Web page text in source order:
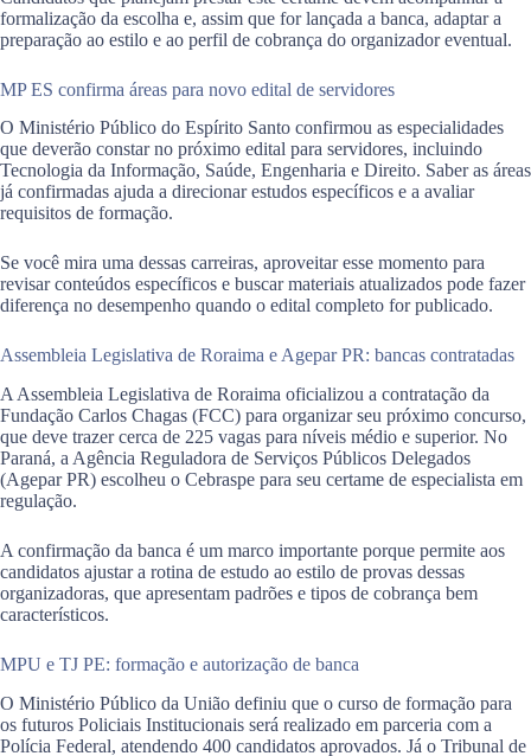
formalização da escolha e, assim que for lançada a banca, adaptar a
preparação ao estilo e ao perfil de cobrança do organizador eventual.
MP ES confirma áreas para novo edital de servidores
O Ministério Público do Espírito Santo confirmou as especialidades
que deverão constar no próximo edital para servidores, incluindo
Tecnologia da Informação, Saúde, Engenharia e Direito. Saber as áreas
já confirmadas ajuda a direcionar estudos específicos e a avaliar
requisitos de formação.
Se você mira uma dessas carreiras, aproveitar esse momento para
revisar conteúdos específicos e buscar materiais atualizados pode fazer
diferença no desempenho quando o edital completo for publicado.
Assembleia Legislativa de Roraima e Agepar PR: bancas contratadas
A Assembleia Legislativa de Roraima oficializou a contratação da
Fundação Carlos Chagas (FCC) para organizar seu próximo concurso,
que deve trazer cerca de 225 vagas para níveis médio e superior. No
Paraná, a Agência Reguladora de Serviços Públicos Delegados
(Agepar PR) escolheu o Cebraspe para seu certame de especialista em
regulação.
A confirmação da banca é um marco importante porque permite aos
candidatos ajustar a rotina de estudo ao estilo de provas dessas
organizadoras, que apresentam padrões e tipos de cobrança bem
característicos.
MPU e TJ PE: formação e autorização de banca
O Ministério Público da União definiu que o curso de formação para
os futuros Policiais Institucionais será realizado em parceria com a
Polícia Federal, atendendo 400 candidatos aprovados. Já o Tribunal de